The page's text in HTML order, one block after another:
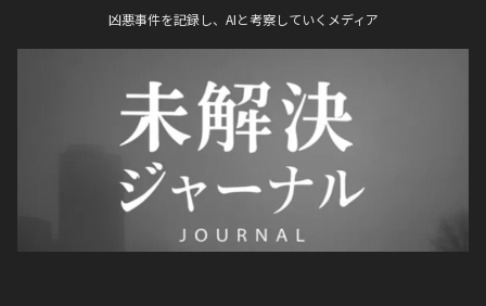
凶悪事件を記録し、AIと考察していくメディア